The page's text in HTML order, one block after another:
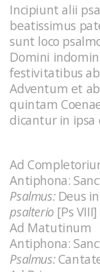
Incipiunt alii
beatissimus
sunt loco
Domini
festivitatibus
Adventum et
quintam
dicantur in ipsa
Ad
Antiphona:
Psalmus: Deus
psalterio [Ps VIII]
Ad Matutinum
Antiphona:
Psalmus: